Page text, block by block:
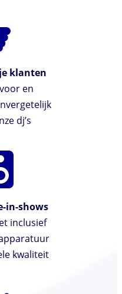
klanten
en
dj’s
in-shows
inclusief
kwaliteit